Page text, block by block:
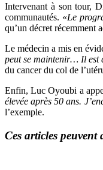
Intervenant à son tour,
communautés. «Le
qu’un décret récemment
Le médecin a mis en
peut se maintenir… Il est
du cancer du col de
Enfin, Luc Oyoubi a
élevée après 50 ans.
l’exemple.
Ces articles peuvent